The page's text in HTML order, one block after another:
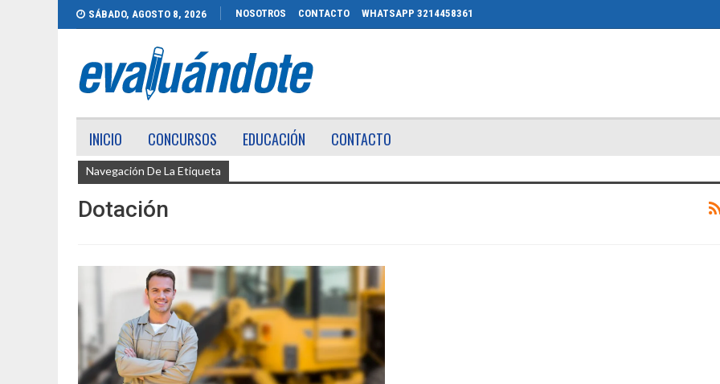
SÁBADO, AGOSTO 8, 2026 NOSOTROS CONTACTO WHATSAPP 3214458361
INICIO CONCURSOS EDUCACIÓN CONTACTO
Navegación De La Etiqueta
Dotación